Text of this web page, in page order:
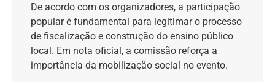
De acordo com os organizadores, a participação
popular é fundamental para legitimar o processo
de fiscalização e construção do ensino público
local. Em nota oficial, a comissão reforça a
importância da mobilização social no evento.